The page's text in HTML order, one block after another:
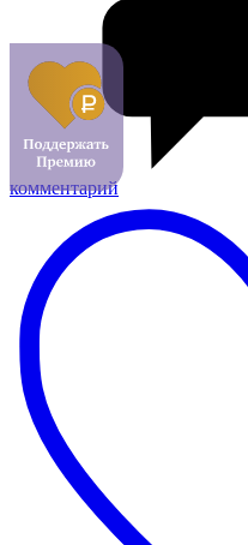
комментарий